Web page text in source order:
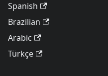
Spanish
Brazilian
Arabic
Türkçe